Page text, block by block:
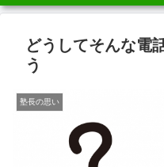
どうしてそんな電
う
塾長の思い